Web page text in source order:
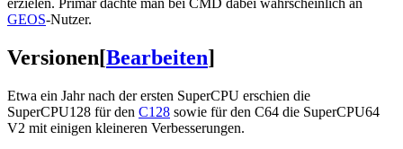
GEOS-Nutzer.
Versionen[Bearbeiten]
Etwa ein Jahr nach der ersten SuperCPU erschien die
SuperCPU128 für den C128 sowie für den C64 die SuperCPU64
V2 mit einigen kleineren Verbesserungen.